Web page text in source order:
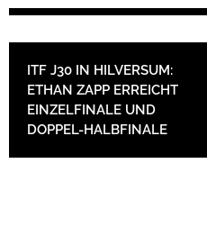
ITF J30 IN HILVERSUM:
ETHAN ZAPP ERREICHT
EINZELFINALE UND
DOPPEL-HALBFINALE